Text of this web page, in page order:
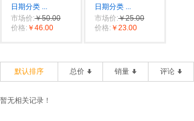
日期分类 ...
市场价:￥50.00
价格: ￥46.00
日期分类 ...
市场价:￥25.00
价格: ￥23.00
默认排序 总价 销量 评论
暂无相关记录！